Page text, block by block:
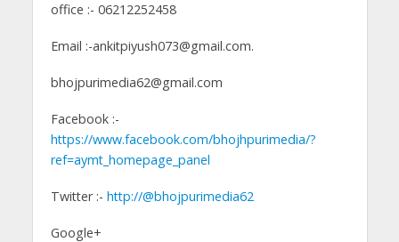
office :- 06212252458
Email :-ankitpiyush073@gmail.com.
bhojpurimedia62@gmail.com
Facebook :-
https://www.facebook.com/bhojhpurimedia/?
ref=aymt_homepage_panel
Twitter :- http://@bhojpurimedia62
Google+